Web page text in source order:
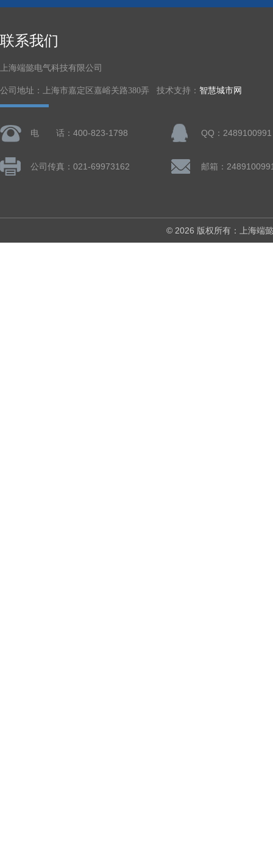
联系我们
上海端懿电气科技有限公司
公司地址：上海市嘉定区嘉峪关路380弄 技术支持： 智慧城市网
电 话：400-823-1798 QQ：2489100991
公司传真：021-69973162 邮箱：
© 2026 版权所有：上海端